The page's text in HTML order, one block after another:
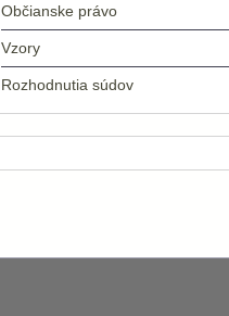
Občianske právo
Vzory
Rozhodnutia súdov